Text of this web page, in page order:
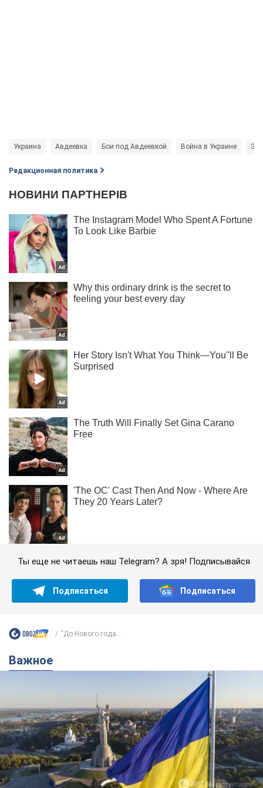
Украина Авдеевка Бои под Авдеевкой Война в Украине
Редакционная политика
Ты еще не читаешь наш Telegram? А зря! Подписывайся
Подписаться Подписаться
"До Нового года...
Важное